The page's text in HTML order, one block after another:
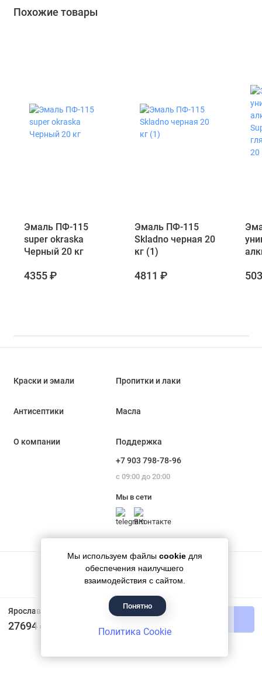
Ярославские краски Спецназ грунт-эмаль по ржавчине профессиональный черный RAL 9005 20 кг
27694 ₽
В корзину
Похожие товары
Эмаль ПФ-115
super okraska
Черный 20 кг
4355 ₽
Эмаль ПФ-115
Skladno черная 20
кг (1)
4811 ₽
Мы используем файлы cookie для
обеспечения наилучшего
взаимодействия с сайтом.
Понятно
Политика Cookie
Краски и эмали Пропитки и лаки
Антисептики Масла
О компании
Поддержка
+7 903 798-78-96
с 09:00 до 20:00
Мы в сети
Гипермаркет красок «Банапал», 2018 - 2026